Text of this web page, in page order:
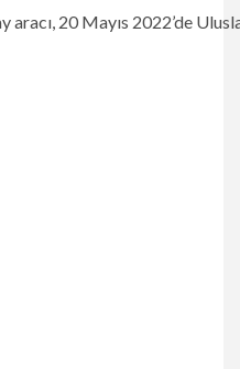
aracı, 20 Mayıs 2022’de